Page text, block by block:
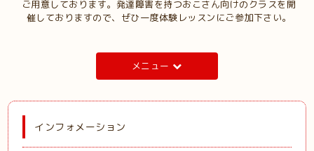
ご用意しております。発達障害を持つおこさん向けのクラスを開
催しておりますので、ぜひ一度体験レッスンにご参加下さい。
メニュー
インフォメーション